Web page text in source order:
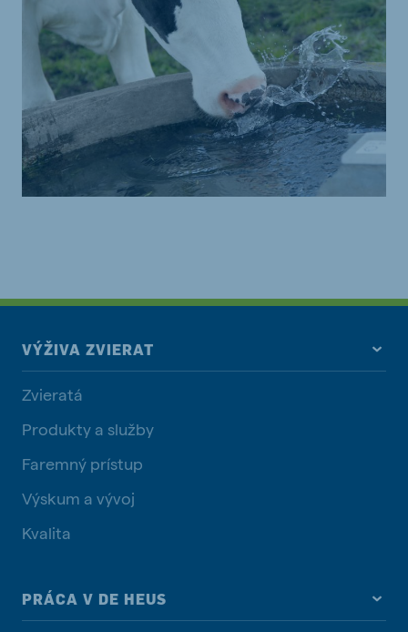
VÝŽIVA ZVIERAT
Zvieratá
Produkty a služby
Faremný prístup
Výskum a vývoj
Kvalita
PRÁCA V DE HEUS